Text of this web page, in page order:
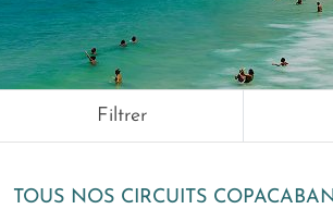
Filtrer
TOUS NOS CIRCUITS